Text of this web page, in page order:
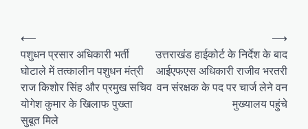
o
n
⟵
पशुधन प्रसार अधिकारी भर्ती
घोटाले में तत्कालीन पशुधन मंत्री
राज किशोर सिंह और प्रमुख सचिव
योगेश कुमार के खिलाफ पुख्ता
सुबूत मिले
उत्तराखंड हाईकोर्ट के निर्देश के बाद
आईएफएस अधिकारी राजीव भरतरी
वन संरक्षक के पद पर चार्ज लेने वन
मुख्यालय पहुंचे
⟶